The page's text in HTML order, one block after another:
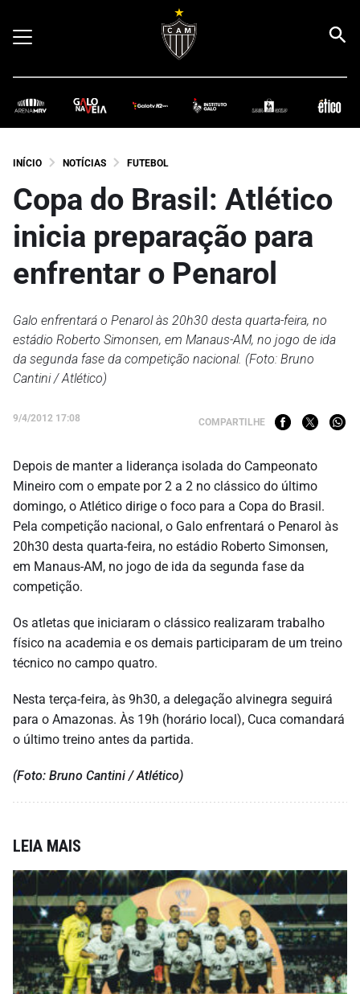
INÍCIO NOTÍCIAS FUTEBOL
Copa do Brasil: Atlético
inicia preparação para
enfrentar o Penarol
Galo enfrentará o Penarol às 20h30 desta quarta-feira, no
estádio Roberto Simonsen, em Manaus-AM, no jogo de ida
da segunda fase da competição nacional. (Foto: Bruno
Cantini / Atlético)
9/4/2012 17:08 COMPARTILHE
Depois de manter a liderança isolada do Campeonato
Mineiro com o empate por 2 a 2 no clássico do último
domingo, o Atlético dirige o foco para a Copa do Brasil.
Pela competição nacional, o Galo enfrentará o Penarol às
20h30 desta quarta-feira, no estádio Roberto Simonsen,
em Manaus-AM, no jogo de ida da segunda fase da
competição.
Os atletas que iniciaram o clássico realizaram trabalho
físico na academia e os demais participaram de um treino
técnico no campo quatro.
Nesta terça-feira, às 9h30, a delegação alvinegra seguirá
para o Amazonas. Às 19h (horário local), Cuca comandará
o último treino antes da partida.
(Foto: Bruno Cantini / Atlético)
LEIA MAIS